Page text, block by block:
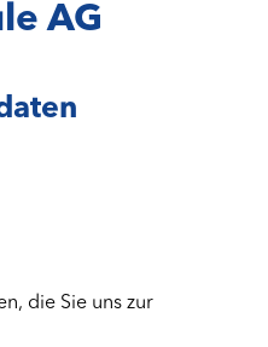
AG
die Sie uns zur